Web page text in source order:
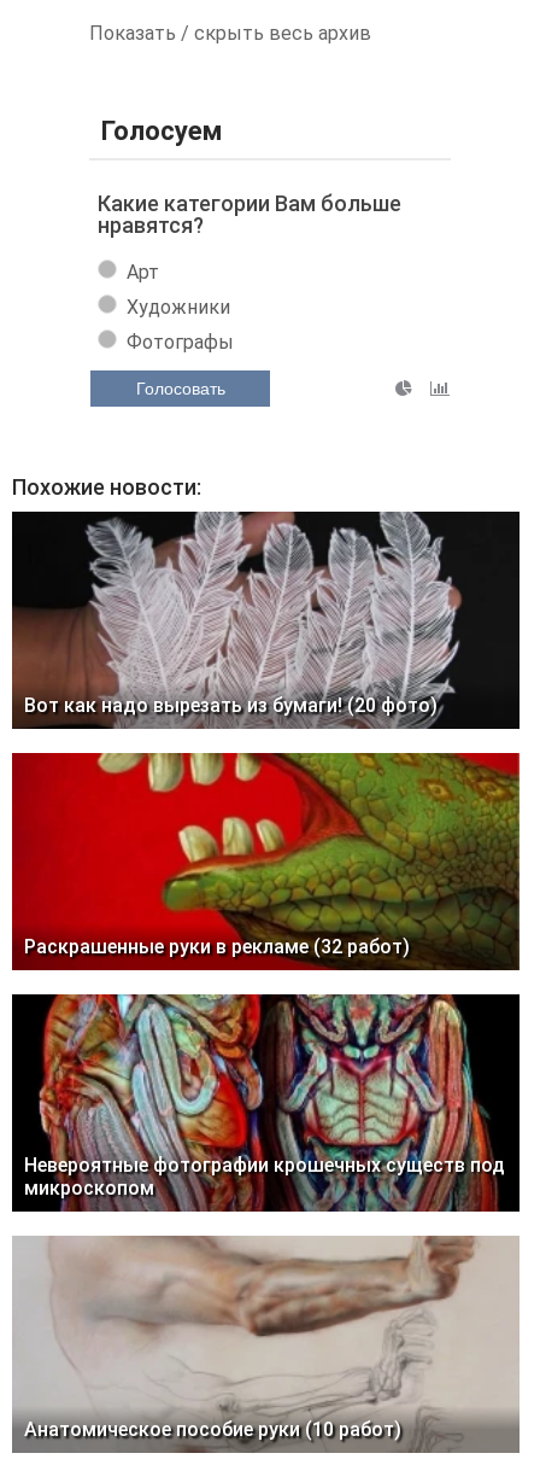
Показать / скрыть весь архив
Голосуем
Какие категории Вам больше
нравятся?
Арт
Художники
Фотографы
Голосовать
Похожие новости:
Вот как надо вырезать из бумаги! (20 фото)
Раскрашенные руки в рекламе (32 работ)
Невероятные фотографии крошечных существ под
микроскопом
Анатомическое пособие руки (10 работ)